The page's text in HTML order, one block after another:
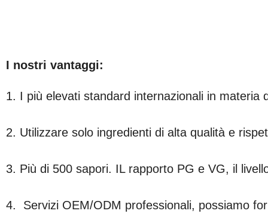
I nostri vantaggi:
1. I più elevati standard internazionali in materia
2. Utilizzare solo ingredienti di alta qualità e
3. Più di 500 sapori. IL rapporto PG e VG, il
4. Servizi OEM/ODM professionali, possiamo